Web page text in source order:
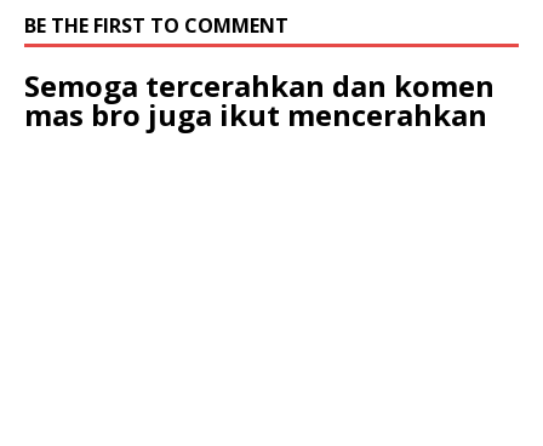
BE THE FIRST TO COMMENT
Semoga tercerahkan dan komen
mas bro juga ikut mencerahkan